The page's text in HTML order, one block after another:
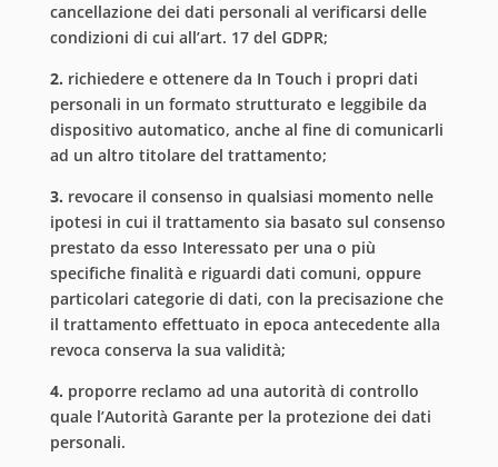
cancellazione dei dati personali al verificarsi delle
condizioni di cui all’art. 17 del GDPR;
2. richiedere e ottenere da In Touch i propri dati
personali in un formato strutturato e leggibile da
dispositivo automatico, anche al fine di comunicarli
ad un altro titolare del trattamento;
3. revocare il consenso in qualsiasi momento nelle
ipotesi in cui il trattamento sia basato sul consenso
prestato da esso Interessato per una o più
specifiche finalità e riguardi dati comuni, oppure
particolari categorie di dati, con la precisazione che
il trattamento effettuato in epoca antecedente alla
revoca conserva la sua validità;
4. proporre reclamo ad una autorità di controllo
quale l’Autorità Garante per la protezione dei dati
personali.